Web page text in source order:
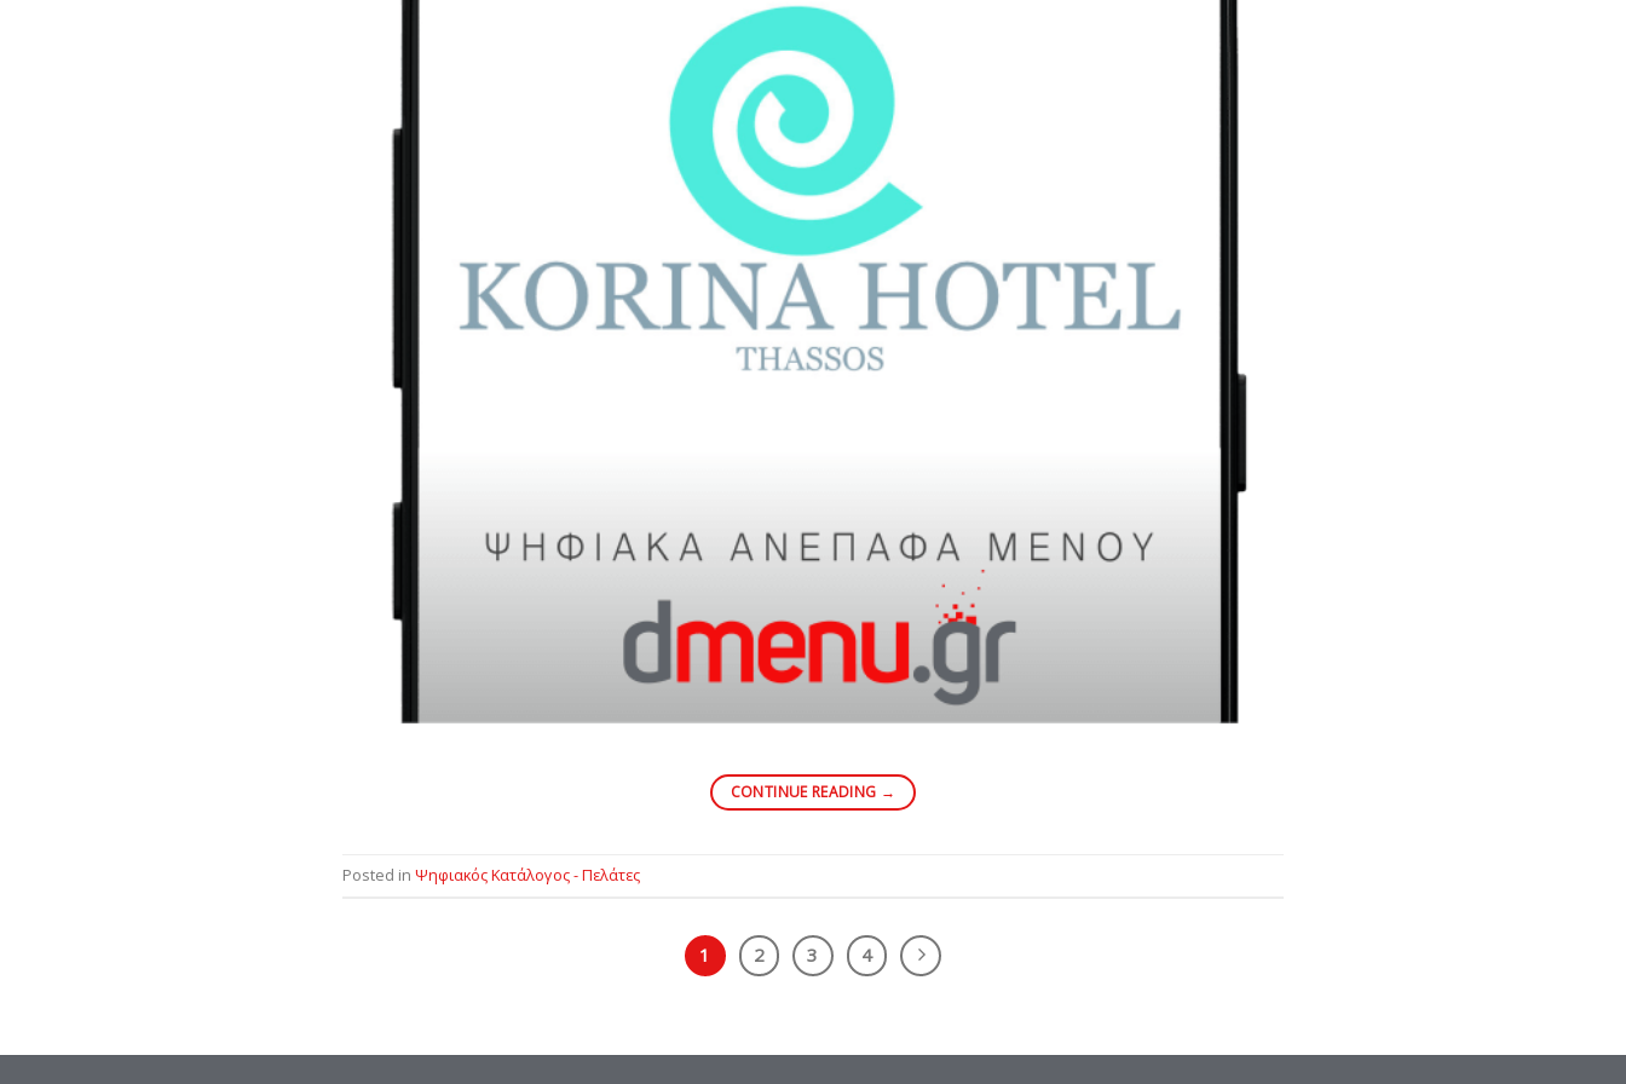
CONTINUE READING →
Posted in Ψηφιακός Κατάλογος - Πελάτες
1 2 3 4